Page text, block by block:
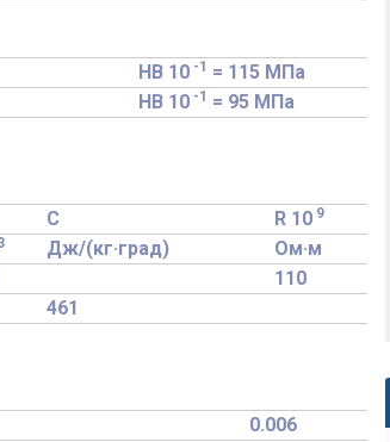
HB 10 -1 = 115 МПа
HB 10 -1 = 95 МПа
C R 10 9
Дж/(кг·град)
Ом·м
110
461
0.006